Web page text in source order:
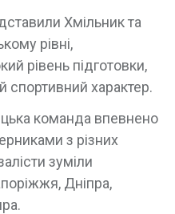
Хмільник та
рівні,
рівень підготовки,
спортивний характер.
команда впевнено
з різних
зуміли
Дніпра,